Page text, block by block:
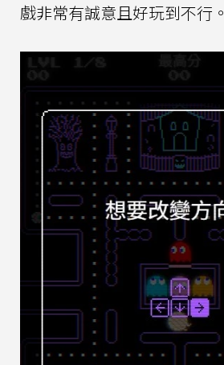
戲非常有誠意且好玩到不行。